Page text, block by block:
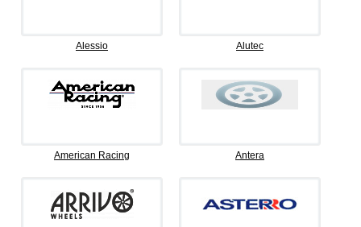
Alessio Alutec
American Racing Antera